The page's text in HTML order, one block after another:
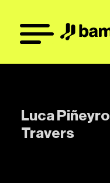
Luca Piñeyro
Travers